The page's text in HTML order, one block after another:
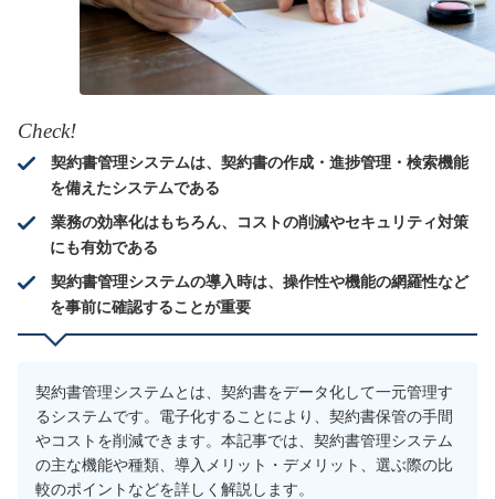
Check!
契約書管理システムは、契約書の作成・進捗管理・検索機能
を備えたシステムである
業務の効率化はもちろん、コストの削減やセキュリティ対策
にも有効である
契約書管理システムの導入時は、操作性や機能の網羅性など
を事前に確認することが重要
契約書管理システムとは、契約書をデータ化して一元管理す
るシステムです。電子化することにより、契約書保管の手間
やコストを削減できます。本記事では、契約書管理システム
の主な機能や種類、導入メリット・デメリット、選ぶ際の比
較のポイントなどを詳しく解説します。